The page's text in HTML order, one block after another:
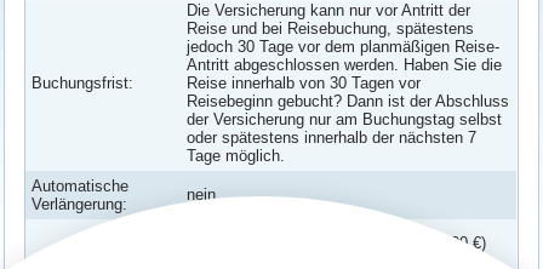
Buchungsfrist:
Die Versicherung kann nur vor Antritt der
Reise und bei Reisebuchung, spätestens
jedoch 30 Tage vor dem planmäßigen Reise-
Antritt abgeschlossen werden. Haben Sie die
Reise innerhalb von 30 Tagen vor
Reisebeginn gebucht? Dann ist der Abschluss
der Versicherung nur am Buchungstag selbst
oder spätestens innerhalb der nächsten 7
Tage möglich.
Automatische
Verlängerung:
nein
Reiserücktrittsversicherung (bis 3000 €)